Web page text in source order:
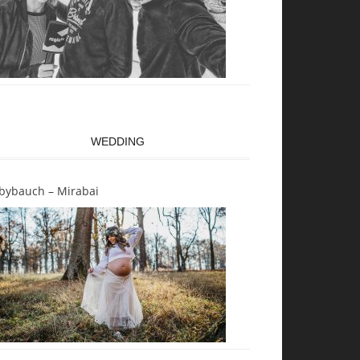
WEDDING
– Mirabai